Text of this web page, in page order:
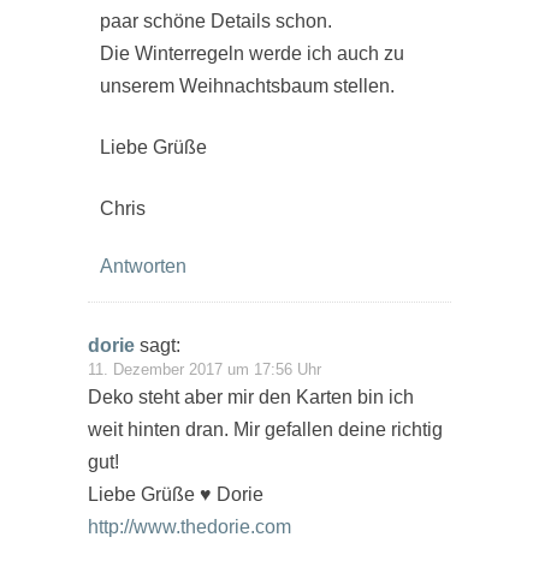
paar schöne Details schon.
Die Winterregeln werde ich auch zu
unserem Weihnachtsbaum stellen.
Liebe Grüße
Chris
Antworten
dorie sagt:
11. Dezember 2017 um 17:56 Uhr
Deko steht aber mir den Karten bin ich
weit hinten dran. Mir gefallen deine richtig
gut!
Liebe Grüße ♥ Dorie
http://www.thedorie.com